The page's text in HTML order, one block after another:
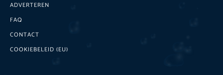
ADVERTEREN
FAQ
CONTACT
COOKIEBELEID (EU)